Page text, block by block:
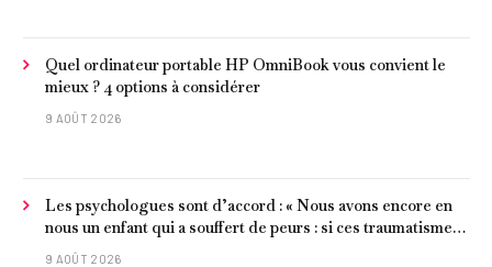
Quel ordinateur portable HP OmniBook vous convient le
mieux ? 4 options à considérer
9 AOÛT 2026
Les psychologues sont d’accord : « Nous avons encore en
nous un enfant qui a souffert de peurs : si ces traumatismes
ne sont pas surmontés, ils continueront à nous affecter dans
9 AOÛT 2026